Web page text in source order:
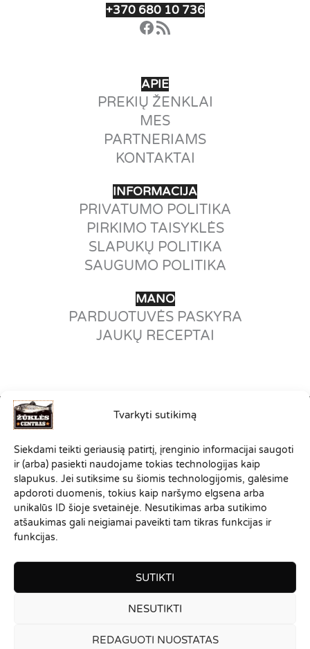
Tvarkyti sutikimą
Siekdami teikti geriausią patirtį, įrenginio informacijai saugoti
ir (arba) pasiekti naudojame tokias technologijas kaip
slapukus. Jei sutiksime su šiomis technologijomis, galėsime
apdoroti duomenis, tokius kaip naršymo elgsena arba
unikalūs ID šioje svetainėje. Nesutikimas arba sutikimo
atšaukimas gali neigiamai paveikti tam tikras funkcijas ir
funkcijas.
SUTIKTI
NESUTIKTI
REDAGUOTI NUOSTATAS
+370 680 10 736
Facebook
RSS Feed
APIE
PREKIŲ ŽENKLAI
MES
PARTNERIAMS
KONTAKTAI
INFORMACIJA
PRIVATUMO POLITIKA
PIRKIMO TAISYKLĖS
SLAPUKŲ POLITIKA
SAUGUMO POLITIKA
MANO
PARDUOTUVĖS PASKYRA
JAUKŲ RECEPTAI
VISOS TEISĖS SAUGOMOS.
ZUKLESCENTRAS.LT PRIKLAUSO
SPORTINĖS ŽŪKLĖS KLUBO
"ŽVEJONYS"ŠEIMAI